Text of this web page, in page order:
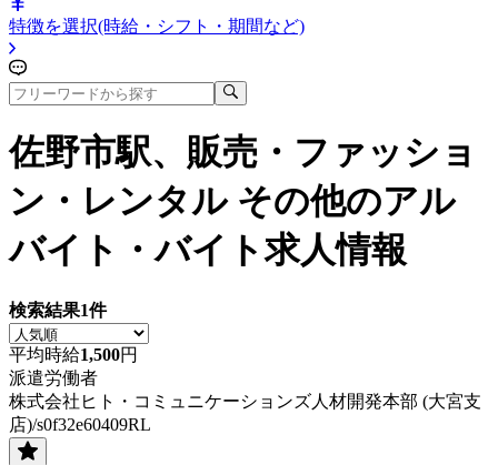
特徴を選択(時給・シフト・期間など)
佐野市駅、販売・ファッショ
ン・レンタル その他のアル
バイト・バイト求人情報
検索結果1件
平均時給1,500円
派遣労働者
株式会社ヒト・コミュニケーションズ人材開発本部 (大宮支
店)/s0f32e60409RL